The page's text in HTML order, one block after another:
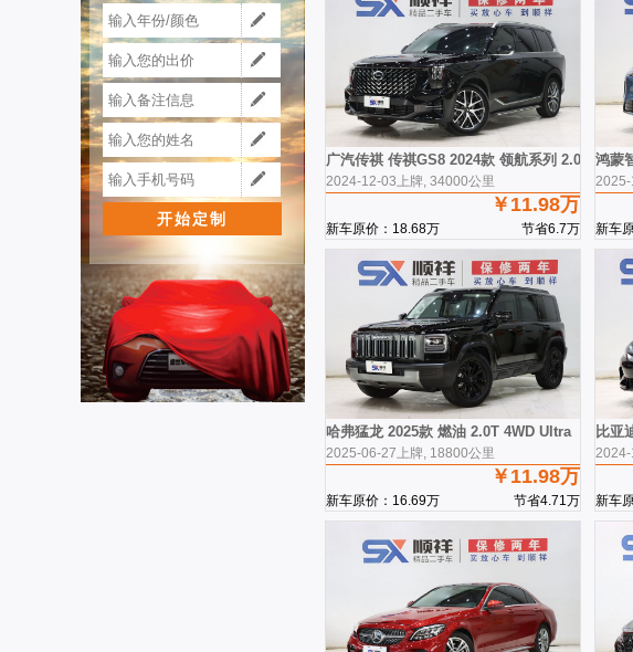
广汽传祺 传祺GS8 2024款 领航系列 2.0TGDI
2024-12-03上牌, 34000公里
￥11.98万
新车原价：18.68万 节省6.7万
鸿蒙
2025-
新车
哈弗猛龙 2025款 燃油 2.0T 4WD Ultra
2025-06-27上牌, 18800公里
￥11.98万
新车原价：16.69万 节省4.71万
比亚
2024-
新车